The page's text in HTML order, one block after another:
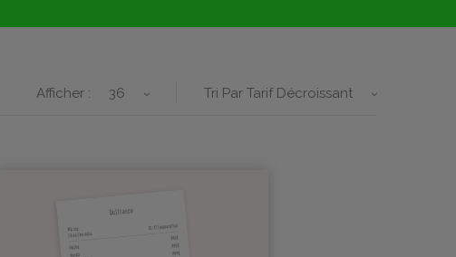
Tri Par Tarif Décroissant
Afficher : 36